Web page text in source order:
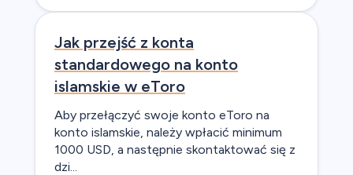
Jak przejść z konta
standardowego na konto
islamskie w eToro
Aby przełączyć swoje konto eToro na
konto islamskie, należy wpłacić minimum
1000 USD, a następnie skontaktować się z
dzi...